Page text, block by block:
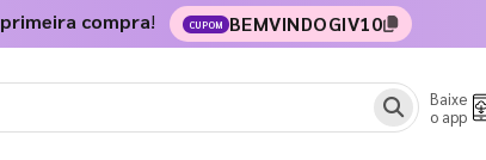
primeira compra! CUPOM BEMVINDOGIV10
Baixe
o app